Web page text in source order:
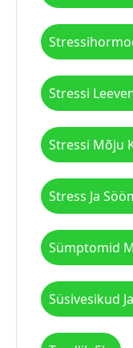
Stressi
Stressi Mõju
Stress Ja
Sümptomid
Süsivesikud